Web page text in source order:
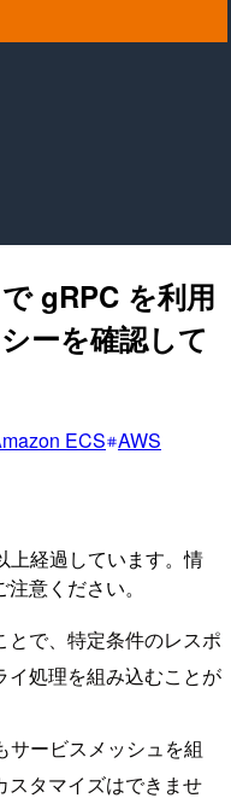
gRPC を利用
ーを確認して
ECS AWS
上経過しています。情
意ください。
で、特定条件のレスポ
イ処理を組み込むことが
サービスメッシュを組
スタマイズはできませ